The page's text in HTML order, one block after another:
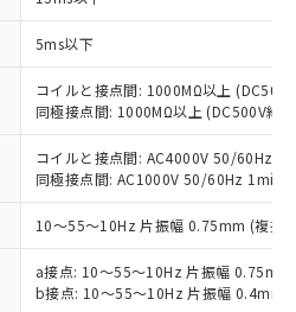
5ms以下
コイルと接点間: 1000MΩ以上
同極接点間: 1000MΩ以上 (DC500V絶
コイルと接点間: AC4000V 50/60Hz
同極接点間: AC1000V 50/60Hz 1min
10～55～10Hz 片振幅 0.75mm (複振
a接点: 10～55～10Hz 片振幅
b接点: 10～55～10Hz 片振幅 0.4mm
いただき、同意のうえ
、当社制御機器事業取扱
庫状況および標準価格
させていただくもので
事業取扱商品の中には、
対象外となる商品もある
び標準価格照会結果は、
更新日時点での社内デー
指令（10物質）の
RoHS指令（10物質）の
調査中または確認中の
ス料など無形物で、有
ない商品です。
り、非含有部品として
と判明した場合などや
とがあります。
表
料含有率が中国RoHSの
とを示します。
料含有率が中国RoHSの
ことを示します。
。当社販売部門へお問
ら貴社製品のうち、外国
国貿易法に定める商品
物等」という）を輸出